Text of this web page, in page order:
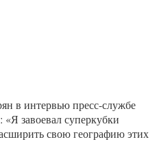
в интервью пресс-службе
«Я завоевал суперкубки
свою географию этих